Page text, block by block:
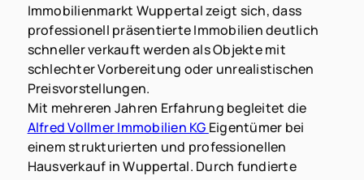
Immobilienmarkt Wuppertal zeigt sich, dass
professionell präsentierte Immobilien deutlich
schneller verkauft werden als Objekte mit
schlechter Vorbereitung oder unrealistischen
Preisvorstellungen.
Mit mehreren Jahren Erfahrung begleitet die
Alfred Vollmer Immobilien KG Eigentümer bei
einem strukturierten und professionellen
Hausverkauf in Wuppertal. Durch fundierte